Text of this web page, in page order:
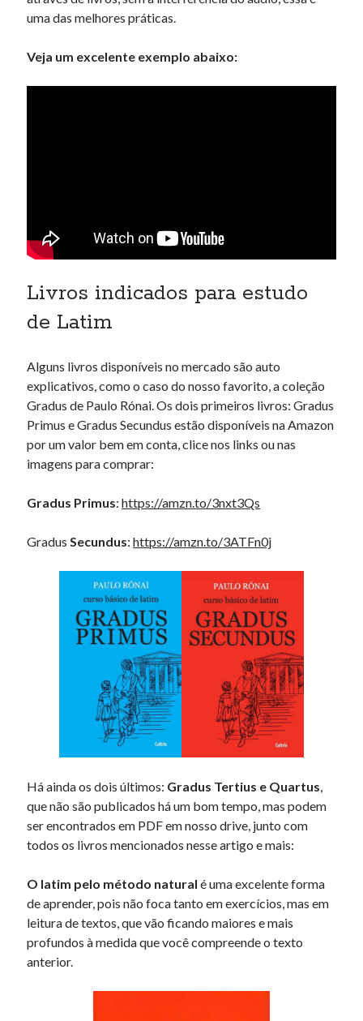
uma das melhores práticas.
Veja um excelente exemplo abaixo:
Livros indicados para estudo
de Latim
Alguns livros disponíveis no mercado são auto
explicativos, como o caso do nosso favorito, a coleção
Gradus de Paulo Rónai. Os dois primeiros livros: Gradus
Primus e Gradus Secundus estão disponíveis na Amazon
por um valor bem em conta, clice nos links ou nas
imagens para comprar:
Gradus Primus:https://amzn.to/3nxt3Qs
GradusSecundus:https://amzn.to/3ATFn0j
Há ainda os dois últimos: Gradus Tertius e Quartus,
que não são publicados há um bom tempo, mas podem
ser encontrados em PDF em nosso drive, junto com
todos os livros mencionados nesse artigo e mais:
O latim pelo método natural é uma excelente forma
de aprender, pois não foca tanto em exercícios, mas em
leitura de textos, que vão ficando maiores e mais
profundos à medida que você compreende o texto
anterior.